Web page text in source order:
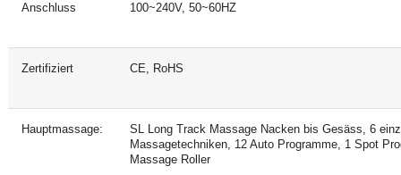
Anschluss 100~240V, 50~60HZ
Zertifiziert CE, RoHS
Hauptmassage:
SL Long Track Massage Nacken bis Gesäss, 6
Massagetechniken, 12 Auto Programme, 1 Spot
Massage Roller